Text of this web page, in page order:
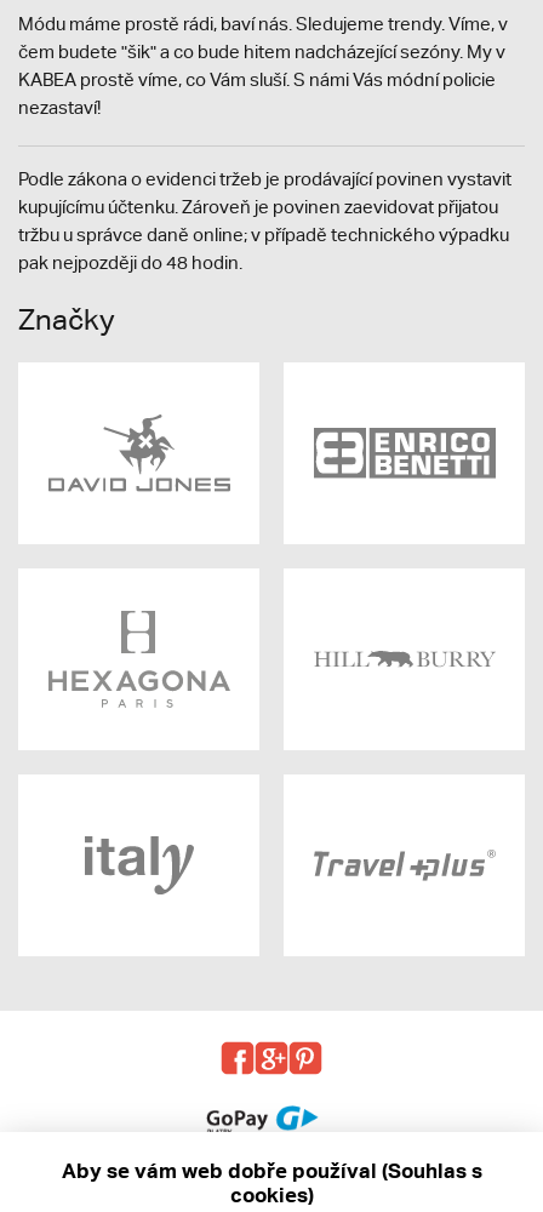
Módu máme prostě rádi, baví nás. Sledujeme trendy. Víme, v
čem budete "šik" a co bude hitem nadcházející sezóny. My v
KABEA prostě víme, co Vám sluší. S námi Vás módní policie
nezastaví!
Podle zákona o evidenci tržeb je prodávající povinen vystavit
kupujícímu účtenku. Zároveň je povinen zaevidovat přijatou
tržbu u správce daně online; v případě technického výpadku
pak nejpozději do 48 hodin.
Značky
Aby se vám web dobře používal (Souhlas s
cookies)